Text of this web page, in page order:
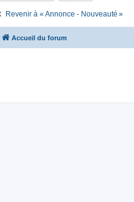
Revenir à « Annonce - Nouveauté »
Accueil du forum